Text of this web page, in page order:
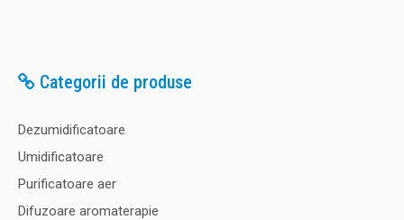
Categorii de produse
Dezumidificatoare
Umidificatoare
Purificatoare aer
Difuzoare aromaterapie